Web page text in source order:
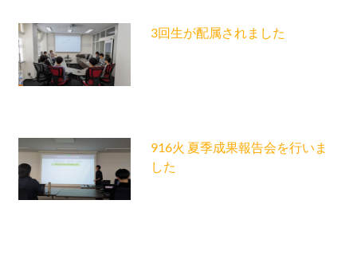
3回生が配属されました
916火 夏季成果報告会を行いま
した